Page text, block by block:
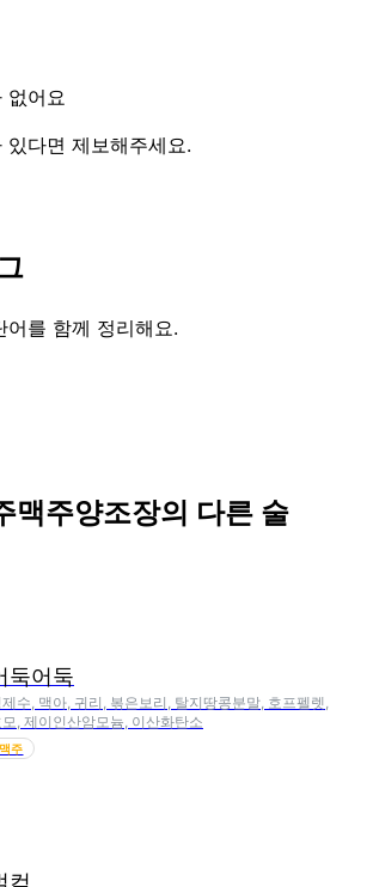
없어요
다면 제보해주세요.
를 함께 정리해요.
맥주양조장의 다른 술
둑어둑
제수, 맥아, 귀리, 볶은보리, 탈지땅콩분말, 호프펠렛,
모, 제이인산암모늄, 이산화탄소
맥주